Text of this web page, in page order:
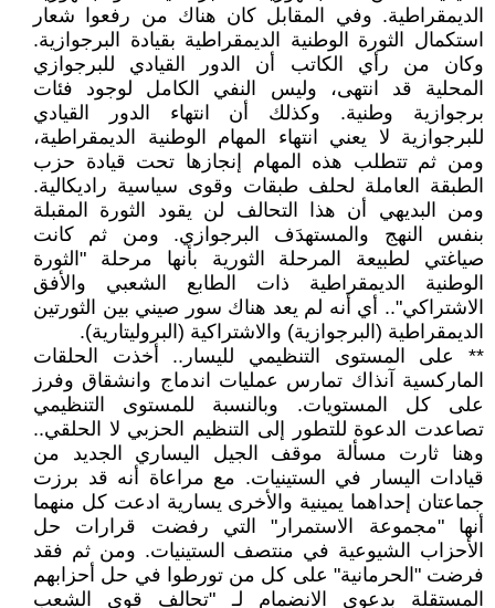
الديمقراطية. وفي المقابل كان هناك من رفعوا شعار
استكمال الثورة الوطنية الديمقراطية بقيادة البرجوازية.
وكان من رأي الكاتب أن الدور القيادي للبرجوازي
المحلية قد انتهى، وليس النفي الكامل لوجود فئات
برجوازية وطنية. وكذلك أن انتهاء الدور القيادي
للبرجوازية لا يعني انتهاء المهام الوطنية الديمقراطية،
ومن ثم تتطلب هذه المهام إنجازها تحت قيادة حزب
الطبقة العاملة لحلف طبقات وقوى سياسية راديكالية.
ومن البديهي أن هذا التحالف لن يقود الثورة المقبلة
بنفس النهج والمستهدَف البرجوازي. ومن ثم كانت
صياغتي لطبيعة المرحلة الثورية بأنها مرحلة "الثورة
الوطنية الديمقراطية ذات الطابع الشعبي والأفق
الاشتراكي".. أي أنه لم يعد هناك سور صيني بين الثورتين
الديمقراطية (البرجوازية) والاشتراكية (البروليتارية).
** على المستوى التنظيمي لليسار.. أخذت الحلقات
الماركسية آنذاك تمارس عمليات اندماج وانشقاق وفرز
على كل المستويات. وبالنسبة للمستوى التنظيمي
تصاعدت الدعوة للتطور إلى التنظيم الحزبي لا الحلقي..
وهنا ثارت مسألة موقف الجيل اليساري الجديد من
قيادات اليسار في الستينيات. مع مراعاة أنه قد برزت
جماعتان إحداهما يمينية والأخرى يسارية ادعت كل منهما
أنها "مجموعة الاستمرار" التي رفضت قرارات حل
الأحزاب الشيوعية في منتصف الستينيات. ومن ثم فقد
فرضت "الحرمانية" على كل من تورطوا في حل أحزابهم
المستقلة بدعوى الانضمام لـ "تحالف قوى الشعب